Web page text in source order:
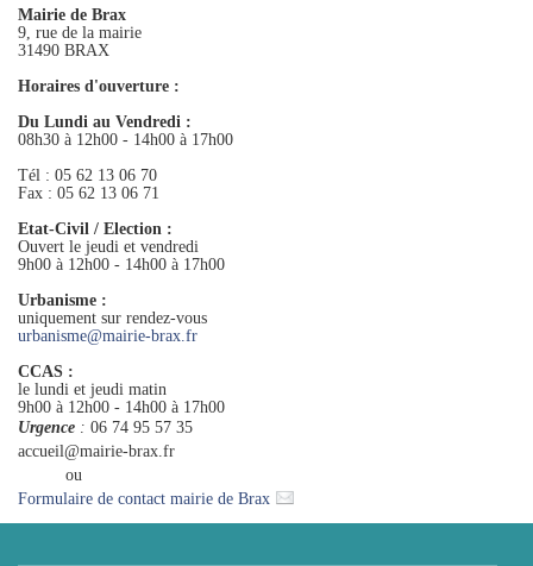
Mairie de Brax
9, rue de la mairie
31490 BRAX
Horaires d'ouverture :
Du Lundi au Vendredi :
08h30 à 12h00 - 14h00 à 17h00
Tél : 05 62 13 06 70
Fax : 05 62 13 06 71
Etat-Civil / Election :
Ouvert le jeudi et vendredi
9h00 à 12h00 - 14h00 à 17h00
Urbanisme :
uniquement sur rendez-vous
urbanisme@mairie-brax.fr
CCAS :
le lundi et jeudi matin
9h00 à 12h00 - 14h00 à 17h00
Urgence : 06 74 95 57 35
accueil@mairie-brax.fr
ou
Formulaire de contact mairie de Brax